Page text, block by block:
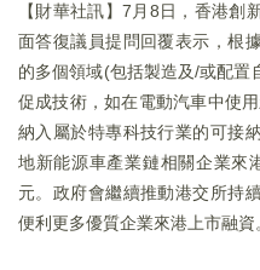
【財華社訊】7月8日，香港創
面答復議員提問回覆表示，根
的多個領域(包括製造及/或配置
促成技術，如在電動汽車中使
納入屬於特專科技行業的可接
地新能源車產業鏈相關企業來
元。政府會繼續推動港交所持
便利更多優質企業來港上市融資